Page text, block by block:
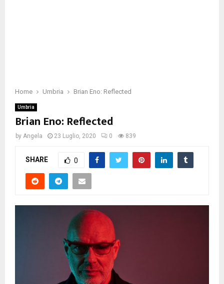
Home Umbria Brian Eno: Reflected
Umbria
Brian Eno: Reflected
by Angela 23 Luglio, 2020 0 839
SHARE 0